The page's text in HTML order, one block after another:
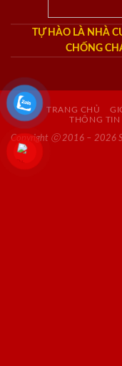
TỰ HÀO LÀ NHÀ
CHỐNG
TRANG CHỦ
THÔNG TIN
Copyright ⓒ 2016 – 2026